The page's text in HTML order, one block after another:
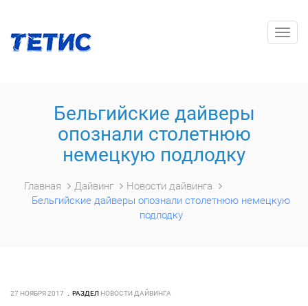
Бельгийские дайверы
опознали столетнюю
немецкую подлодку
Главная Дайвинг
Новости дайвинга
Бельгийские дайверы опознали столетнюю немецкую
подлодку
27 НОЯБРЯ 2017 РАЗДЕЛ НОВОСТИ ДАЙВИНГА